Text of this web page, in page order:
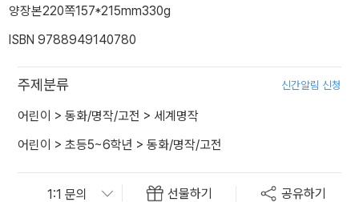
양장본220쪽157*215mm330g
ISBN 9788949140780
주제분류 신간알림 신청
어린이 > 동화/명작/고전 > 세계명작
어린이 > 초등5~6학년 > 동화/명작/고전
선물하기 공유하기